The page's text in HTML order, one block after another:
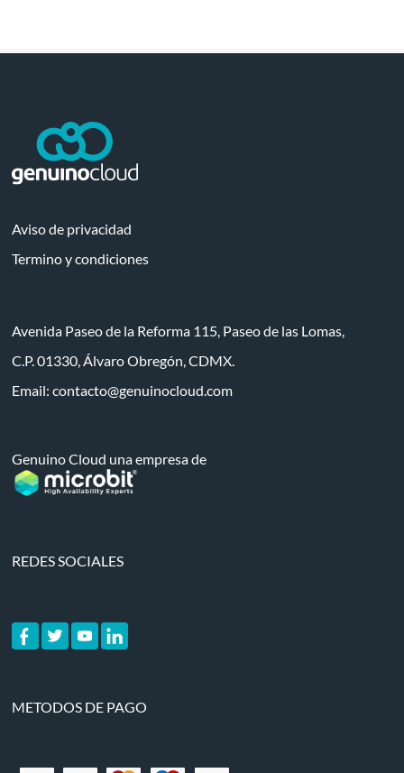
Aviso de privacidad
Termino y condiciones
Avenida Paseo de la Reforma 115, Paseo de las Lomas,
C.P. 01330, Álvaro Obregón, CDMX.
Email:contacto@genuinocloud.com
Genuino Cloud una empresa de
REDES SOCIALES
METODOS DE PAGO